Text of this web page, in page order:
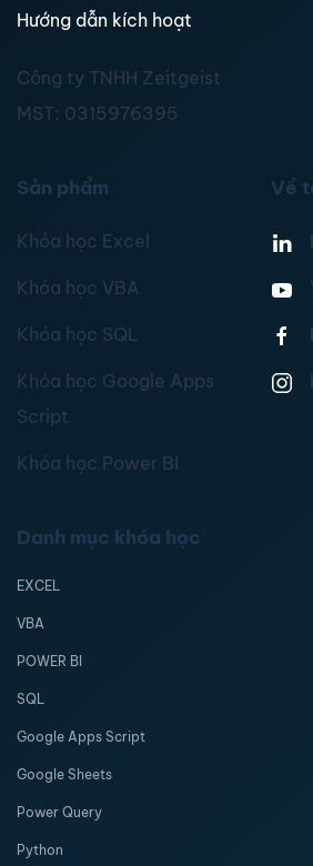
Hướng dẫn kích hoạt
Công ty TNHH Zeitgeist
MST: 0315976395
Sản phẩm
Khóa học Excel
Khóa học VBA
Khóa học SQL
Khóa học Google Apps
Script
Khóa học Power BI
Về
Danh mục khóa học
EXCEL
VBA
POWER BI
SQL
Google Apps Script
Google Sheets
Power Query
Python